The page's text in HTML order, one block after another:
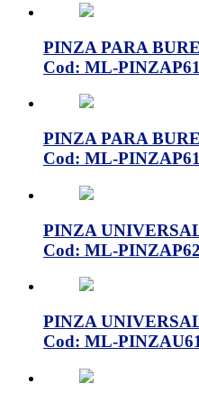
PINZA PARA
Cod: ML-
PINZA PARA
Cod: ML-
PINZA
Cod: ML-
PINZA
Cod: ML-